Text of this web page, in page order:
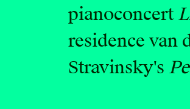
pianoconcert
residence van
Stravinsky's